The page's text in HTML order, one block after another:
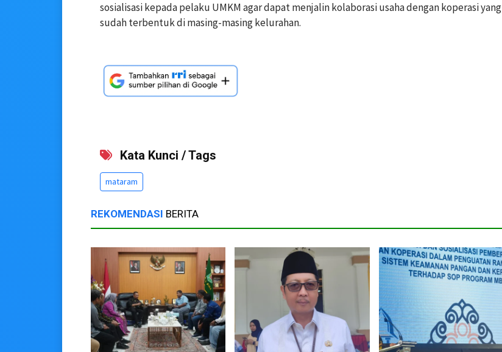
sosialisasi kepada pelaku UMKM agar dapat menjalin kolaborasi usaha dengan koperasi yang
sudah terbentuk di masing-masing kelurahan.
Kata Kunci / Tags
mataram
REKOMENDASI BERITA